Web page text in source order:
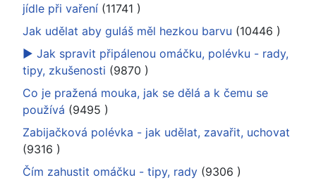
jídle při vaření (11741 )
Jak udělat aby guláš měl hezkou barvu (10446 )
► Jak spravit připálenou omáčku, polévku - rady,
tipy, zkušenosti (9870 )
Co je pražená mouka, jak se dělá a k čemu se
používá (9495 )
Zabijačková polévka - jak udělat, zavařit, uchovat
(9316 )
Čím zahustit omáčku - tipy, rady (9306 )